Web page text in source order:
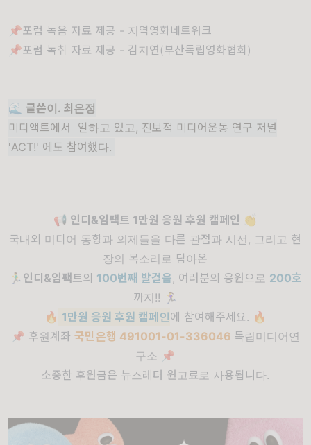
📌포럼 녹음 자료 제공 - 지역영화네트워크
📌포럼 녹취 자료 제공 - 김지연(부산독립영화협회)
🌊 글쓴이. 최은정
미디액트에서 일하고 있고, 진보적 미디어운동 연구 저널
'ACT!' 에도 참여했다.
📢 인디&임팩트 1만원 응원 후원 캠페인 👏
국내외 미디어 동향과 의제들을 다른 관점과 시선, 그리고 현
장의 목소리로 담아온
🏃‍♂️ 인디&임팩트의 100번째 발걸음, 여러분의 응원으로 200호
까지!! 🏃‍♀️
🔥 1만원 응원 후원 캠페인에 참여해주세요. 🔥
📌 후원계좌 국민은행 491001-01-336046 독립미디어연
구소 📌
소중한 후원금은 뉴스레터 원고료로 사용됩니다.